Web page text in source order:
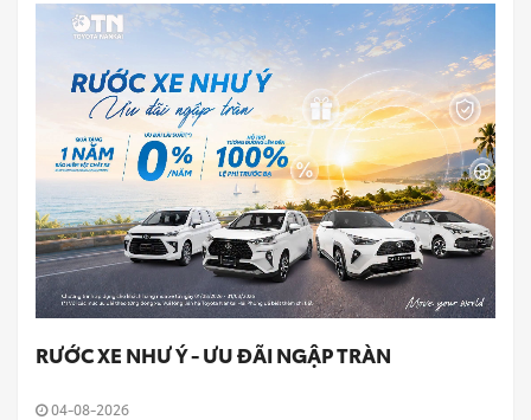
RƯỚC XE NHƯ Ý - ƯU ĐÃI NGẬP TRÀN
04-08-2026